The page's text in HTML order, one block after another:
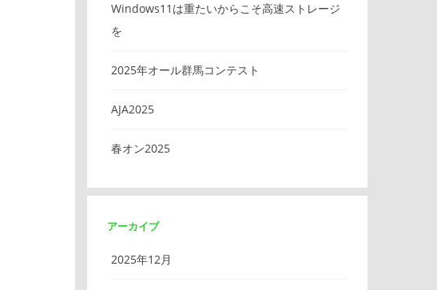
Windows11は重たいからこそ高速ストレージ
を
2025年オール群馬コンテスト
AJA2025
春オン2025
アーカイブ
2025年12月